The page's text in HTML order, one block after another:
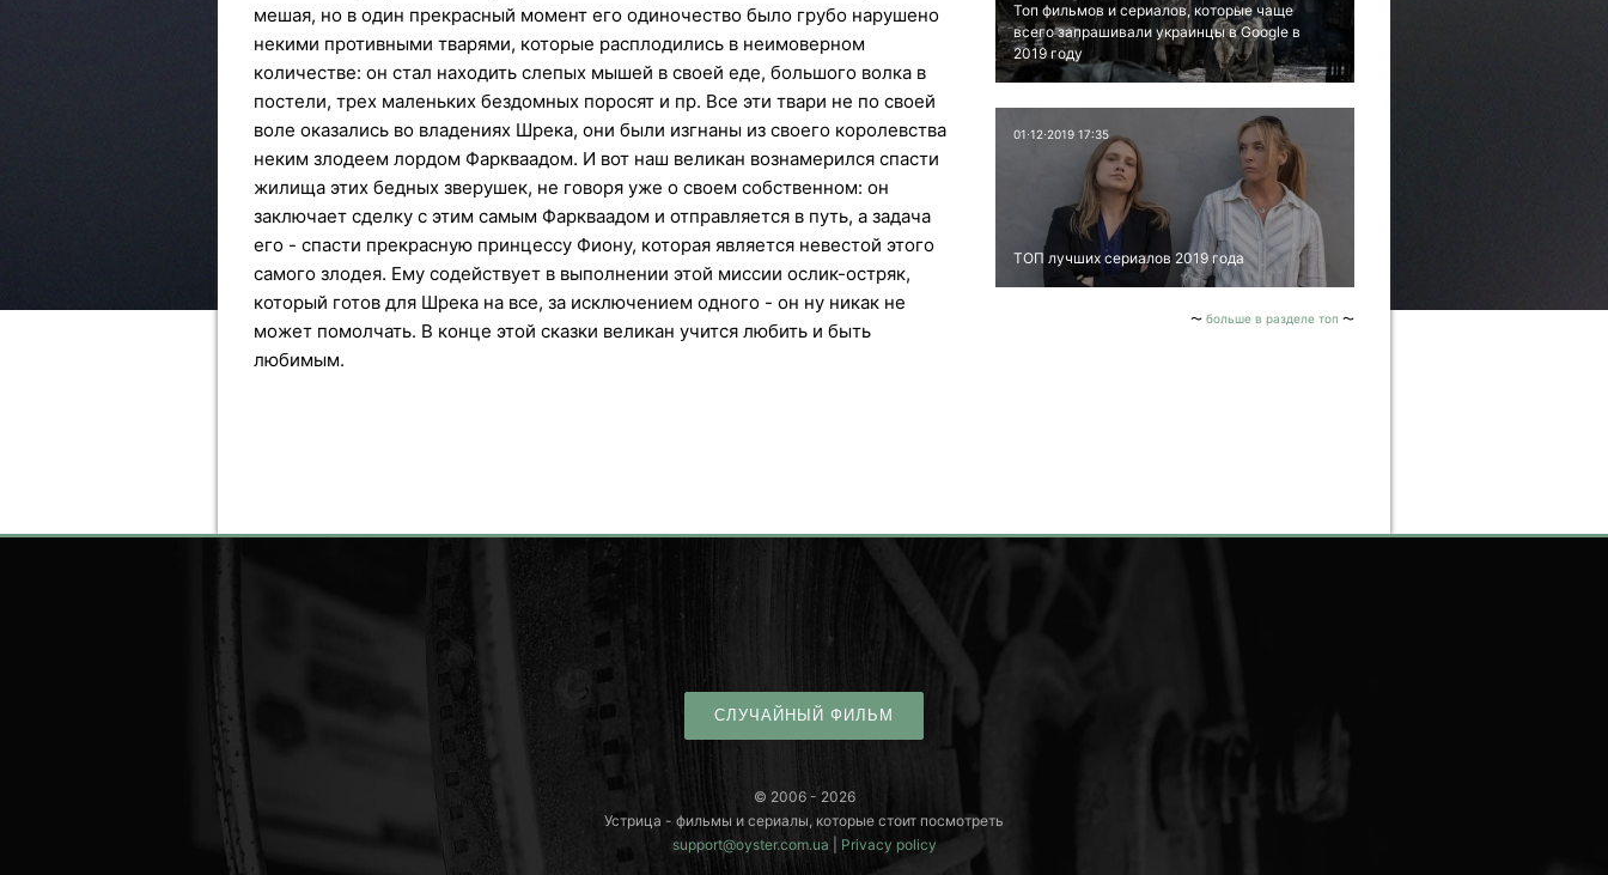
мешая, но в один прекрасный момент его одиночество было грубо нарушено
некими противными тварями, которые расплодились в неимоверном
количестве: он стал находить слепых мышей в своей еде, большого волка в
постели, трех маленьких бездомных поросят и пр. Все эти твари не по своей
воле оказались во владениях Шрека, они были изгнаны из своего королевства
неким злодеем лордом Фаркваадом. И вот наш великан вознамерился спасти
жилища этих бедных зверушек, не говоря уже о своем собственном: он
заключает сделку с этим самым Фаркваадом и отправляется в путь, а задача
его - спасти прекрасную принцессу Фиону, которая является невестой этого
самого злодея. Ему содействует в выполнении этой миссии ослик-остряк,
который готов для Шрека на все, за исключением одного - он ну никак не
может помолчать. В конце этой сказки великан учится любить и быть
любимым.
Топ фильмов и сериалов, которые чаще
всего запрашивали украинцы в Google в
2019 году
01⋅12⋅2019 17:35
ТОП лучших сериалов 2019 года
больше в разделе топ
СЛУЧАЙНЫЙ ФИЛЬМ
© 2006 - 2026
Устрица - фильмы и сериалы, которые стоит посмотреть
support@oyster.com.ua
Privacy policy